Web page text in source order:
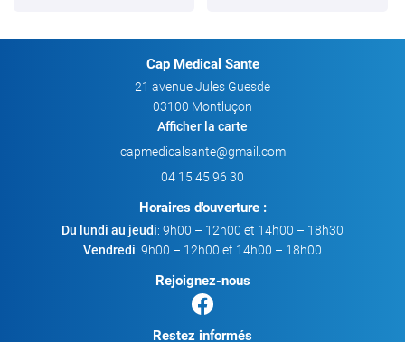
Cap Medical Sante
21 avenue Jules Guesde
03100 Montluçon
Afficher la carte
04 15 45 96 30
Horaires d'ouverture :
Du lundi au jeudi: 9h00 – 12h00 et 14h00 – 18h30
Vendredi: 9h00 – 12h00 et 14h00 – 18h00
Rejoignez-nous
Restez informés